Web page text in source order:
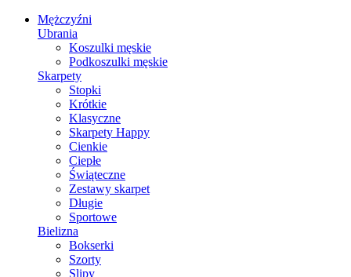
Mężczyźni
Ubrania
Koszulki męskie
Podkoszulki męskie
Skarpety
Stopki
Krótkie
Klasyczne
Skarpety Happy
Cienkie
Ciepłe
Świąteczne
Zestawy skarpet
Długie
Sportowe
Bielizna
Bokserki
Szorty
Slipy